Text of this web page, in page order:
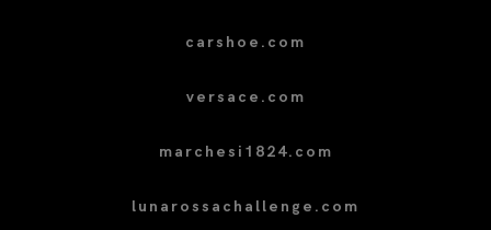
carshoe.com
versace.com
marchesi1824.com
lunarossachallenge.com